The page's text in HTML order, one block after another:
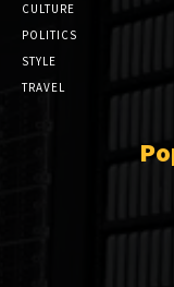
CULTURE
POLITICS
STYLE
TRAVEL